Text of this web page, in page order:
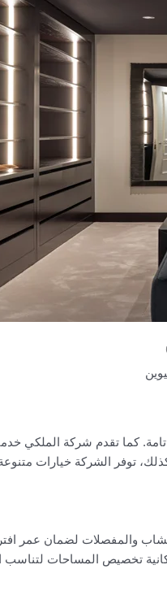
تامة. كما تقدم شركة الملكي
توفر الشركة خيارات متنوعة
والمفصلات لضمان عمر
تخصيص المساحات لتناسب